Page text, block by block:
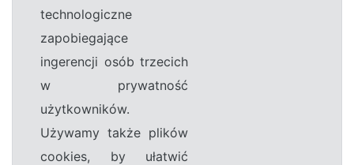
technologiczne
zapobiegające
ingerencji osób trzecich
w prywatność
użytkowników.
Używamy także plików
cookies, by ułatwić